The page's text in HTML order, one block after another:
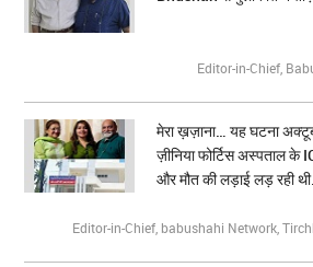
Editor-in-Chief,
मेरा ख़ज़ाना… यह घटना
ज़ीनिया फोर्टिस अस्पताल के
और मौत की लड़ाई लड़ रही
Editor-in-Chief, babushahi Network,